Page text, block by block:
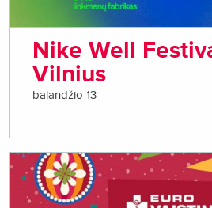
Nike Well
Vilnius
balandžio 13